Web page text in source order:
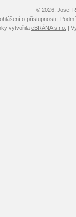
© 2026, Josef
o přístupnosti|
vytvořila eBRÁNA s.r.o. |